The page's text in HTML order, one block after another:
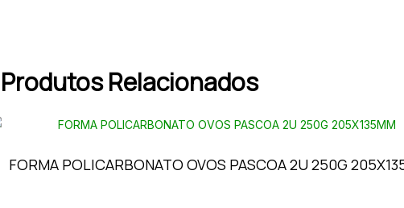
Produtos Relacionados
FORMA POLICARBONATO OVOS PASCOA 2U 250G